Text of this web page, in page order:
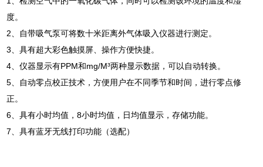
度。
2、自带吸气泵可将数十米距离外气体吸入仪器进行测定。
3、具有超大彩色触摸屏、操作方便快捷。
4、仪器显示有PPM和mg/M³两种显示数据，可以自动转换。
5、自动零点校正技术，方便用户在不同季节和时间，进行零点修
正。
6、具有小时均值，8小时均值，日均值显示，存储功能。
7、具有蓝牙无线打印功能（选配）